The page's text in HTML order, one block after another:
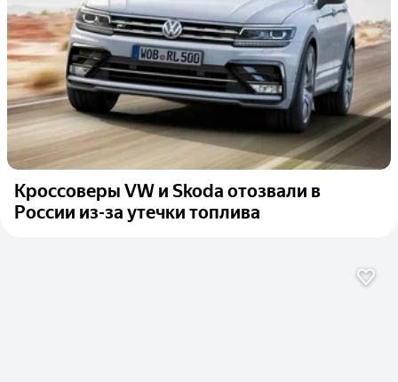
Кроссоверы VW и Skoda отозвали в
России из-за утечки топлива